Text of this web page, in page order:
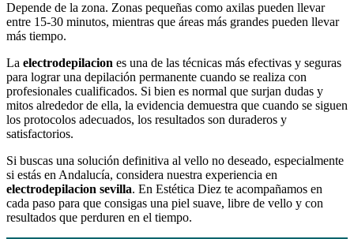
Depende de la zona. Zonas pequeñas como axilas pueden llevar
entre 15-30 minutos, mientras que áreas más grandes pueden llevar
más tiempo.
La electrodepilacion es una de las técnicas más efectivas y seguras
para lograr una depilación permanente cuando se realiza con
profesionales cualificados. Si bien es normal que surjan dudas y
mitos alrededor de ella, la evidencia demuestra que cuando se siguen
los protocolos adecuados, los resultados son duraderos y
satisfactorios.
Si buscas una solución definitiva al vello no deseado, especialmente
si estás en Andalucía, considera nuestra experiencia en
electrodepilacion sevilla. En Estética Diez te acompañamos en
cada paso para que consigas una piel suave, libre de vello y con
resultados que perduren en el tiempo.